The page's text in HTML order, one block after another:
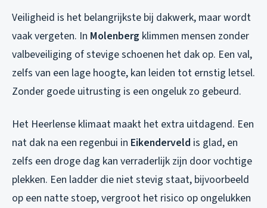
Veiligheid is het belangrijkste bij dakwerk, maar wordt
vaak vergeten. In Molenberg klimmen mensen zonder
valbeveiliging of stevige schoenen het dak op. Een val,
zelfs van een lage hoogte, kan leiden tot ernstig letsel.
Zonder goede uitrusting is een ongeluk zo gebeurd.
Het Heerlense klimaat maakt het extra uitdagend. Een
nat dak na een regenbui in Eikenderveld is glad, en
zelfs een droge dag kan verraderlijk zijn door vochtige
plekken. Een ladder die niet stevig staat, bijvoorbeeld
op een natte stoep, vergroot het risico op ongelukken